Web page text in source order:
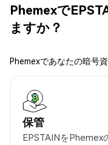
Phemexで
ますか？
Phemexであなたの暗号
保管
EPSTAINをPhemex